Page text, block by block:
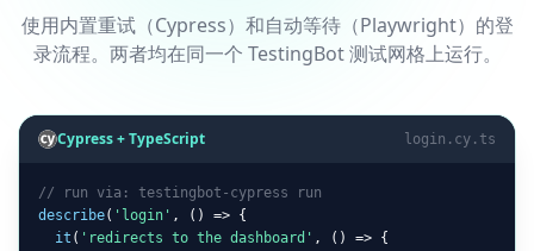
使用内置重试（Cypress）和自动等待（Playwright）的登
录流程。两者均在同一个 TestingBot 测试网格上运行。
Cypress + TypeScript login.cy.ts
// run via: testingbot-cypress run
describe( 'login' , () => {
it ( 'redirects to the dashboard' , () => {